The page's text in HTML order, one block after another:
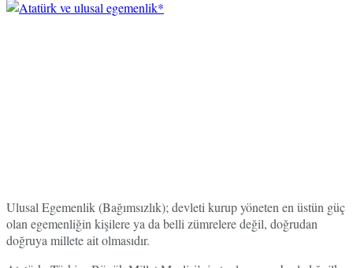
Ulusal Egemenlik (Bağımsızlık); devleti kurup yöneten en üstün güç
olan egemenliğin kişilere ya da belli zümrelere değil, doğrudan
doğruya millete ait olmasıdır.